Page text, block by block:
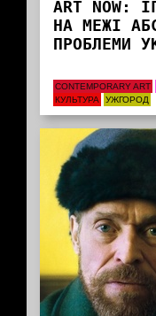
ART NOW:
НА МЕЖІ
ПРОБЛЕМИ
CONTEMPORARY ART
КУЛЬТУРА
УЖГОРОД